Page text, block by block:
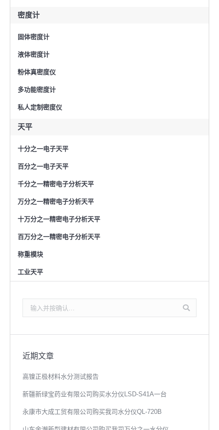
密度计
固体密度计
液体密度计
粉体真密度仪
多功能密度计
私人定制密度仪
天平
十分之一电子天平
百分之一电子天平
千分之一精密电子分析天平
万分之一精密电子分析天平
十万分之一精密电子分析天平
百万分之一精密电子分析天平
称重模块
工业天平
索：
近期文章
高镍正极材料水分测试报告
新疆新绿宝药业有限公司购买水分仪LSD-S41A一台
永康市大成工贸有限公司购买我司水分仪QL-720B